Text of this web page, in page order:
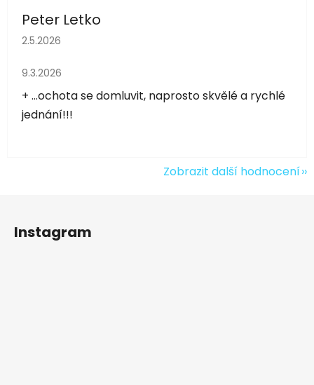
Peter Letko
Hodnocení obchodu je 5 z 5 hvězdiček.
2.5.2026
Hodnocení obchodu je 5 z 5 hvězdiček.
9.3.2026
+ ...ochota se domluvit, naprosto skvělé a rychlé
jednání!!!
Zobrazit další hodnocení
Instagram